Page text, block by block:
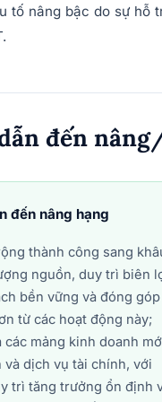
tố nâng bậc do sự
đến
đến nâng hạng
thành công sang
nguồn, duy trì biên
bền vững và đóng
từ các hoạt động này;
mảng kinh doanh
và dịch vụ tài chính, với
trì tăng trưởng ổn định